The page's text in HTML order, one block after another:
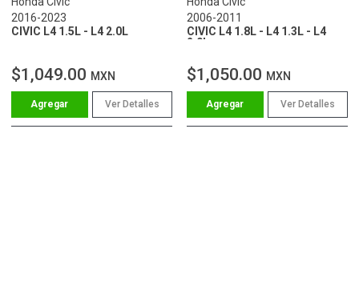
2016-2023
CIVIC L4 1.5L - L4 2.0L
$1,049.00 MXN
Ver Detalles
2006-2011
CIVIC L4 1.8L - L4 1.3L - L4
2.0L
$1,050.00 MXN
Ver Detalles